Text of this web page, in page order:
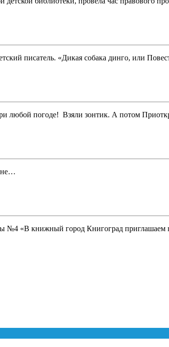
писатель. «Дикая собака динго, или
любой погоде! Взяли зонтик. А потом
№4 «В книжный город Книгоград приглашаем